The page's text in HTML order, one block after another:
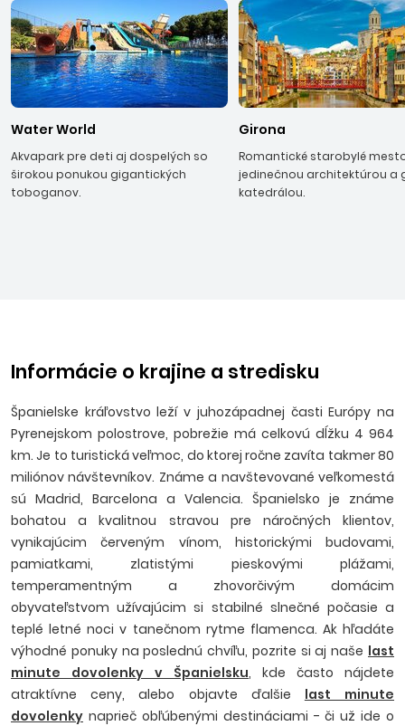
Water World
Akvapark pre deti aj dospelých so
širokou ponukou gigantických
toboganov.
Girona
Romantické starobylé
jedinečnou architektúrou a
katedrálou.
Informácie o krajine a stredisku
Španielske kráľovstvo leží v juhozápadnej časti Európy na
Pyrenejskom polostrove, pobrežie má celkovú dĺžku 4 964
km. Je to turistická veľmoc, do ktorej ročne zavíta takmer 80
miliónov návštevníkov. Známe a navštevované veľkomestá
sú Madrid, Barcelona a Valencia. Španielsko je známe
bohatou a kvalitnou stravou pre náročných klientov,
vynikajúcim červeným vínom, historickými budovami,
pamiatkami, zlatistými pieskovými plážami,
temperamentným a zhovorčivým domácim
obyvateľstvom užívajúcim si stabilné slnečné počasie a
teplé letné noci v tanečnom rytme flamenca. Ak hľadáte
výhodné ponuky na poslednú chvíľu, pozrite si aj naše last
minute dovolenky v Španielsku, kde často nájdete
atraktívne ceny, alebo objavte ďalšie last minute
dovolenky naprieč obľúbenými destináciami -či už ide o